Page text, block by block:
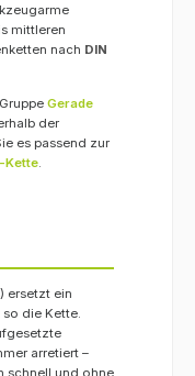
mittleren
nach DIN
Gerade
der
es passend zur
Kette.
ersetzt ein
die Kette.
arretiert –
schnell und ohne